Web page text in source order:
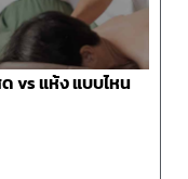
vs แห้ง แบบไหน